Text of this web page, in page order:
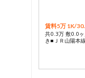
賃料5万 1K/
共0.3万 敷0.0
き■ＪＲ山陽本